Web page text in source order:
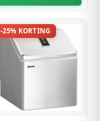
-25% KORTING